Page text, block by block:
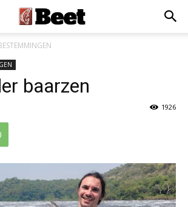
baarzen
1926